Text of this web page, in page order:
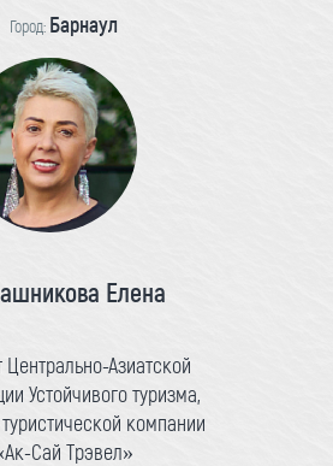
Город: Барнаул
Елена
Центрально-Азиатской
Устойчивого туризма,
компании
Сай Трэвел»